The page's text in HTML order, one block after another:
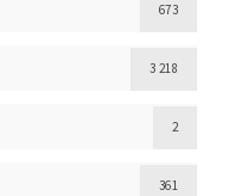
673
3 218
2
361